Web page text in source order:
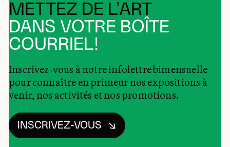
METTEZ DE L’ART
DANS VOTRE BOÎTE
COURRIEL!
Inscrivez-vous à notre infolettre bimensuelle
pour connaître en primeur nos expositions à
venir, nos activités et nos promotions.
INSCRIVEZ-VOUS